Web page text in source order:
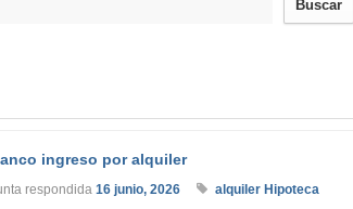
Buscar
ingreso por alquiler
respondida 16 junio, 2026 alquiler Hipoteca